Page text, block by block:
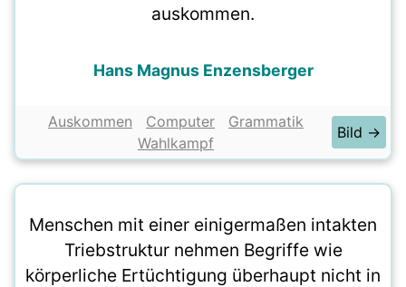
auskommen.
Hans Magnus Enzensberger
Auskommen Computer
Grammatik
Wahlkampf
Bild →
Menschen mit einer einigermaßen intakten
Triebstruktur nehmen Begriffe wie
körperliche Ertüchtigung überhaupt nicht in